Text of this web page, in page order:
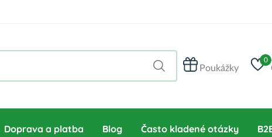
Poukážky
0
Doprava a platba Blog Často kladené otázky